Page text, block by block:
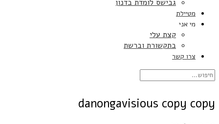
גבישס לומדת בדנון
מטיילת
מי אני
קצת עלי
בתקשורת וברשת
צרו קשר
danongavisious copy copy